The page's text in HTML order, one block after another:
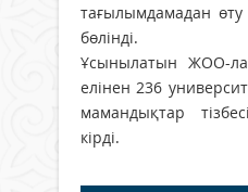
тағылымдамадан
бөлінді.
Ұсынылатын ЖОО-
елінен 236
мамандықтар
кірді.